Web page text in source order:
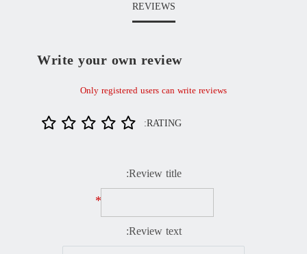
REVIEWS
Write your own review
Only registered users can write reviews
RATING:
Review title:
*
Review text: